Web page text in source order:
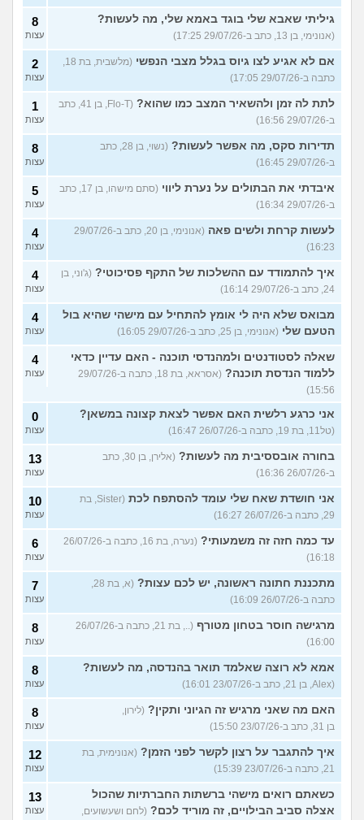
גיליתי שאבא שלי בוגד באמא שלי, מה לעשות?
(אנונימי, בן 13, כתב ב-29/07/26 17:25)
8
עצות
אם לא אגיע לצו גיוס בגלל מצבי הנפשי
(מלשבית, בת 18,
כתבה ב-29/07/26 17:05)
2
עצות
לתת לה זמן ולהשאיר המצב כמו שהוא?
(Flo-T, בן 41, כתב
ב-29/07/26 16:56)
1
עצות
תדירות סקס, מה אפשר לעשות?
(נשוי, בן 28, כתב
ב-29/07/26 16:45)
8
עצות
איבדתי את הבתולים על נערת ליווי
(סתם מישהו, בן 17, כתב
ב-29/07/26 16:34)
5
עצות
לעשות קרחת ולשים פאה
(אנונימי, בן 20, כתב ב-29/07/26
16:23)
4
עצות
איך להתמודד עם ההשלכות של התקף פסיכוטי? (ג'וני, בן
24, כתב ב-29/07/26 16:14)
4
עצות
מבואס שלא היה לי אומץ להתחיל עם מישהי שהיא בול
הטעם שלי (אנונימי, בן 25, כתב ב-29/07/26 16:05)
4
עצות
שאלה לסטודנטים ולמהנדסי תוכנה - האם עדיין כדאי
ללמוד הנדסת תוכנה?
(אסראא, בת 18, כתבה ב-29/07/26
15:56)
4
עצות
אני כרגע רלשית האם אפשר לצאת קצונה במשאן?
(טל11, בת 19, כתבה ב-26/07/26 16:47)
0
עצות
בחורה אובססיבית מה לעשות?
(אלירן, בן 30, כתב
ב-26/07/26 16:36)
13
עצות
אני חושדת שאח שלי עומד להסתפח לכת
(Sister, בת
29, כתבה ב-26/07/26 16:27)
10
עצות
עד כמה חזה זה משמעותי?
(נערה, בת 16, כתבה ב-26/07/26
16:18)
6
עצות
מתכננת חתונה ראשונה, יש לכם עצות?
(א, בת 28,
כתבה ב-26/07/26 16:09)
7
עצות
מרגישה חוסר בטחון מטורף
(.., בת 21, כתבה ב-26/07/26
16:00)
8
עצות
אמא לא רוצה שאלמד תואר בהנדסה, מה לעשות?
(Alex, בן 21, כתב ב-23/07/26 16:01)
8
עצות
האם מה שאני מרגיש זה הגיוני ותקין? (לירון,
בן 31, כתב ב-23/07/26 15:50)
8
עצות
איך להתגבר על רצון לקשר לפני הזמן? (אנונימית, בת
21, כתבה ב-23/07/26 15:39)
12
עצות
כשאתם רואים מישהי ברשתות החברתיות שהכול
אצלה סביב הבילויים, זה מוריד לכם? (לחם ושעשועים,
13
עצות